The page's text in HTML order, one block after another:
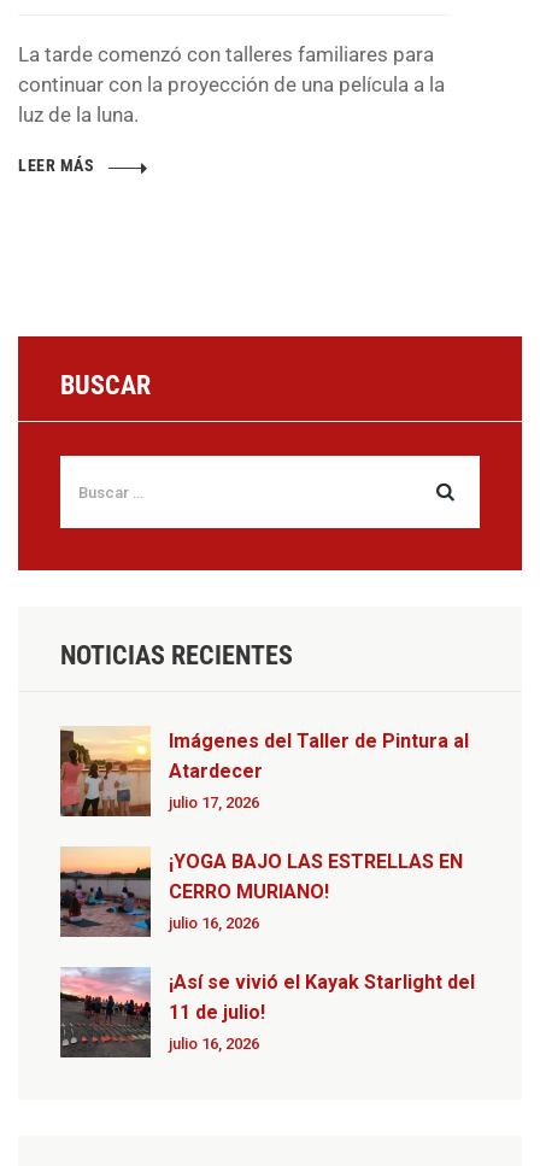
La tarde comenzó con talleres familiares para
continuar con la proyección de una película a la
luz de la luna.
LEER MÁS
BUSCAR
NOTICIAS RECIENTES
Imágenes del Taller de Pintura al
Atardecer
julio 17, 2026
¡YOGA BAJO LAS ESTRELLAS EN
CERRO MURIANO!
julio 16, 2026
¡Así se vivió el Kayak Starlight del
11 de julio!
julio 16, 2026